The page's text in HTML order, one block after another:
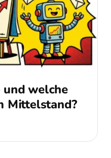
und welche
Mittelstand?